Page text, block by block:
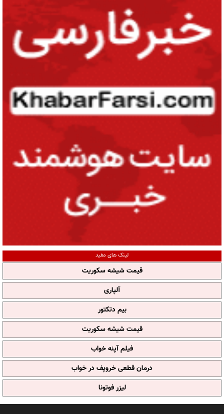
لینک های مفید
قیمت شیشه سکوریت
آلپاری
بیم دتکتور
قیمت شیشه سکوریت
فیلم آپنه خواب
درمان قطعی خروپف در خواب
لیزر فوتونا